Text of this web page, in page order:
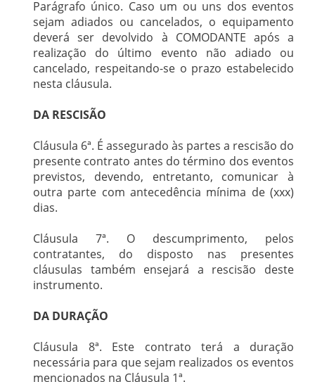
Parágrafo único. Caso um ou uns dos eventos
sejam adiados ou cancelados, o equipamento
deverá ser devolvido à COMODANTE após a
realização do último evento não adiado ou
cancelado, respeitando-se o prazo estabelecido
nesta cláusula.
DA RESCISÃO
Cláusula 6ª. É assegurado às partes a rescisão do
presente contrato antes do término dos eventos
previstos, devendo, entretanto, comunicar à
outra parte com antecedência mínima de (xxx)
dias.
Cláusula 7ª. O descumprimento, pelos
contratantes, do disposto nas presentes
cláusulas também ensejará a rescisão deste
instrumento.
DA DURAÇÃO
Cláusula 8ª. Este contrato terá a duração
necessária para que sejam realizados os eventos
mencionados na Cláusula 1ª.